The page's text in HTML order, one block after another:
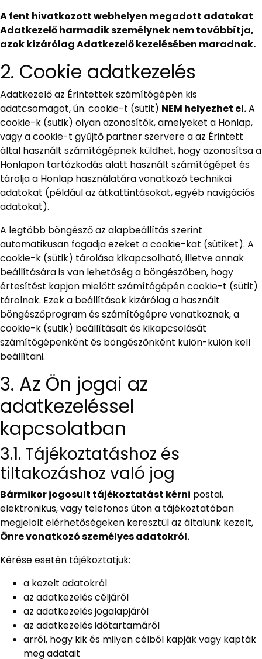
A fent hivatkozott webhelyen megadott adatokat
Adatkezelő harmadik személynek nem továbbítja,
azok kizárólag Adatkezelő kezelésében maradnak.
2. Cookie adatkezelés
Adatkezelő az Érintettek számítógépén kis
adatcsomagot, ún. cookie-t (sütit) NEM helyezhet el.A
cookie-k (sütik) olyan azonosítók, amelyeket a Honlap,
vagy a cookie-t gyűjtő partner szervere a az Érintett
által használt számítógépnek küldhet, hogy azonosítsa a
Honlapon tartózkodás alatt használt számítógépet és
tárolja a Honlap használatára vonatkozó technikai
adatokat (például az átkattintásokat, egyéb navigációs
adatokat).
A legtöbb böngésző az alapbeállítás szerint
automatikusan fogadja ezeket a cookie-kat (sütiket). A
cookie-k (sütik) tárolása kikapcsolható, illetve annak
beállítására is van lehetőség a böngészőben, hogy
értesítést kapjon mielőtt számítógépén cookie-t (sütit)
tárolnak. Ezek a beállítások kizárólag a használt
böngészőprogram és számítógépre vonatkoznak, a
cookie-k (sütik) beállításait és kikapcsolását
számítógépenként és böngészőnként külön-külön kell
beállítani.
3. Az Ön jogai az
adatkezeléssel
kapcsolatban
3.1. Tájékoztatáshoz és
tiltakozáshoz való jog
Bármikor jogosult tájékoztatást kérni postai,
elektronikus, vagy telefonos úton a tájékoztatóban
megjelölt elérhetőségeken keresztül az általunk kezelt,
Önre vonatkozó személyes adatokról.
Kérése esetén tájékoztatjuk:
a kezelt adatokról
az adatkezelés céljáról
az adatkezelés jogalapjáról
az adatkezelés időtartamáról
arról, hogy kik és milyen célból kapják vagy kapták
meg adatait